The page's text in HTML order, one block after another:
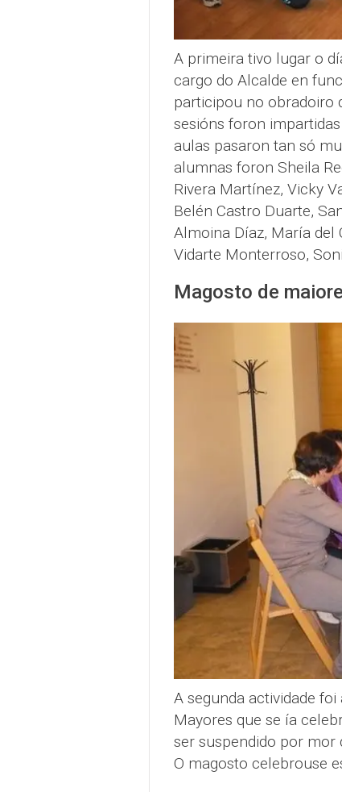
A primeira tivo lugar o
cargo do Alcalde en
participou no obradoiro
sesións foron
aulas pasaron tan só
alumnas foron Sheila
Rivera Martínez, Vicky
Belén Castro Duarte,
Almoina Díaz, María del
Vidarte Monterroso,
Magosto de
A segunda actividade
Mayores que se ía
ser suspendido por mor
O magosto celebrouse